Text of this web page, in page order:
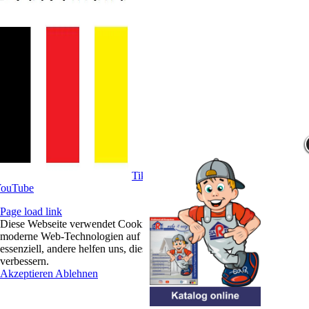
Tik­Tok
Page load link
Diese Webseite verwendet Cookies. Mit der Zustimmung möchten wir
moderne Web-Technologien auf unserer Website nutzen. Einige sind
essenziell, andere helfen uns, diese Website und das Nutzererlebnis zu
verbessern.
Akzeptieren Ablehnen